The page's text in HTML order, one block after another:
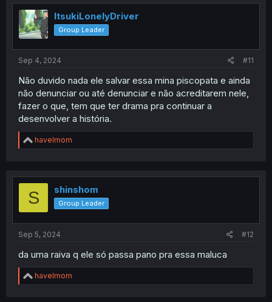
t
i
o
n
ItsukiLonelyDriver
Group Leader
Sep 4, 2024 #11
Não duvido nada ele salvar essa mina piscopata e ainda
não denunciar ou até denunciar e não acreditarem nele,
fazer o que, tem que ter drama pra continuar a
desenvolver a história.
R
e
t
o
havelmom
S shinshom
Group Leader
Sep 5, 2024 #12
da uma raiva q ele só passa pano pra essa maluca
R
e
havelmom